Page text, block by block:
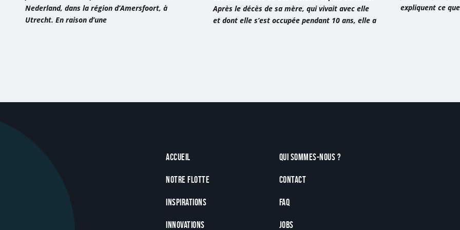
collaboration
unique
Nederland, dans la région d’Amersfoort, à
Utrecht. En raison d’une
recommanderais
ce
Après le décès de sa mère, qui vivait avec elle
et dont elle s’est occupée pendant 10 ans, elle a
»
expliquent ce
Footer
Accueil
Notre flotte
Inspirations
Innovations
Qui sommes-nous ?
Contact
FAQ
Jobs